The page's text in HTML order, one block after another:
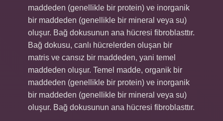
maddeden (genellikle bir protein) ve inorganik
bir maddeden (genellikle bir mineral veya su)
oluşur. Bağ dokusunun ana hücresi fibroblasttır.
Bağ dokusu, canlı hücrelerden oluşan bir
matris ve cansız bir maddeden, yani temel
maddeden oluşur. Temel madde, organik bir
maddeden (genellikle bir protein) ve inorganik
bir maddeden (genellikle bir mineral veya su)
oluşur. Bağ dokusunun ana hücresi fibroblasttır.